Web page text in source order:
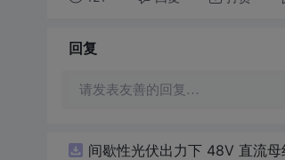
回复
请发表友善的回复…
间歇性光伏出力下 48V 直流